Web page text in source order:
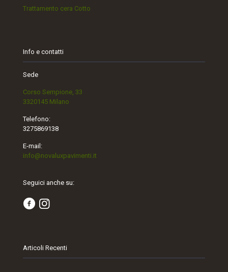
Trattamento cera Cotto
Info e contatti
Sede
Corso Sempione, 33
3320145 Milano
Telefono:
3275869138
E-mail:
info@novaluxpavimenti.it
Seguici anche su:
Articoli Recenti